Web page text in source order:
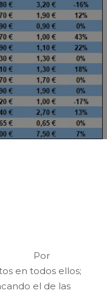
Por
en todos ellos;
el de las